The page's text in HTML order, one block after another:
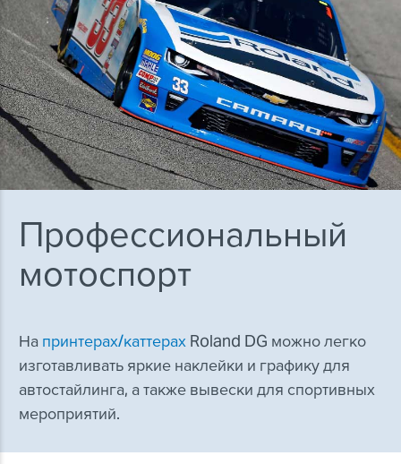
Профессиональный
мотоспорт
На принтерах/каттерах Roland DG можно легко
изготавливать яркие наклейки и графику для
автостайлинга, а также вывески для спортивных
мероприятий.